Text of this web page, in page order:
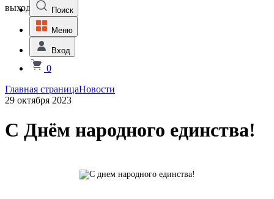
выходной Поиск
Меню
Вход
0
Главная страницаНовости
29 октября 2023
С Днём народного единства!